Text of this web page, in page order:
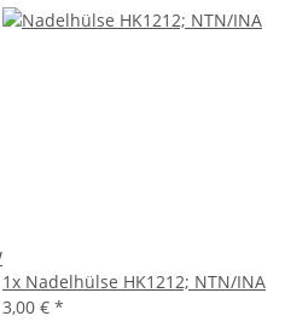
1x Nadelhülse HK1212; NTN/INA
3,00 € *